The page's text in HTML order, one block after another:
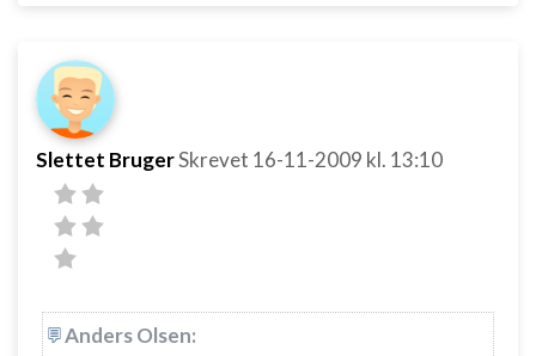
Slettet BrugerSkrevet 16-11-2009 kl. 13:10
Anders Olsen: